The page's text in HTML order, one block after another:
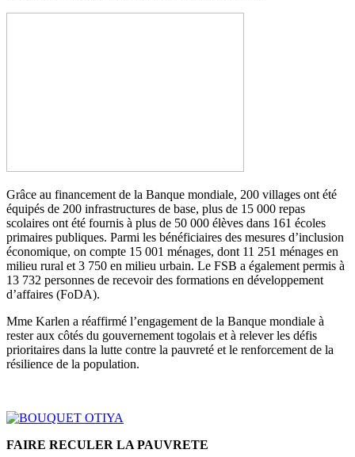
Grâce au financement de la Banque mondiale, 200 villages ont été
équipés de 200 infrastructures de base, plus de 15 000 repas
scolaires ont été fournis à plus de 50 000 élèves dans 161 écoles
primaires publiques. Parmi les bénéficiaires des mesures d’inclusion
économique, on compte 15 001 ménages, dont 11 251 ménages en
milieu rural et 3 750 en milieu urbain. Le FSB a également permis à
13 732 personnes de recevoir des formations en développement
d’affaires (FoDA).
Mme Karlen a réaffirmé l’engagement de la Banque mondiale à
rester aux côtés du gouvernement togolais et à relever les défis
prioritaires dans la lutte contre la pauvreté et le renforcement de la
résilience de la population.
FAIRE RECULER LA PAUVRETE